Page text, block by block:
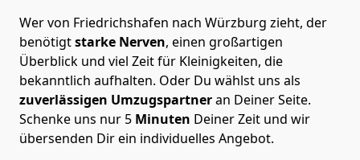
Wer von Friedrichshafen nach Würzburg zieht, der
benötigtstarke Nerven, einen großartigen
Überblick und viel Zeit für Kleinigkeiten, die
bekanntlich aufhalten. Oder Du wählst uns als
zuverlässigen Umzugspartneran Deiner Seite.
Schenke uns nur 5 Minuten Deiner Zeit und wir
übersenden Dir ein individuelles Angebot.